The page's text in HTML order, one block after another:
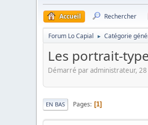
Accueil Rechercher
Forum Lo Capial ► Catégorie
Les portrait-
Démarré par administrateur,
EN BAS Pages 1